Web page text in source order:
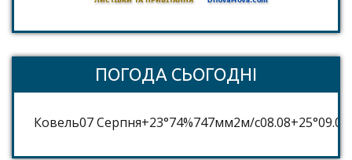
ПОГОДА СЬОГОДНІ
Ковель07 Серпня+23°74%747мм2м/c08.08+25°09.08